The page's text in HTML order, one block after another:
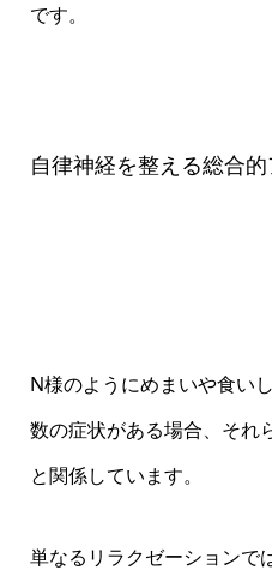
です。
自律神経を整える総合
N様のようにめまいや食い
数の症状がある場合、それ
と関係しています。
単なるリラクゼーションで